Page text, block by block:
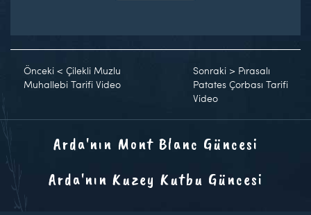
Önceki < Çilekli Muzlu
Muhallebi Tarifi Video
Sonraki > Pırasalı
Patates Çorbası Tarifi
Video
Arda'nın Mont Blanc Güncesi
Arda'nın Kuzey Kutbu Güncesi